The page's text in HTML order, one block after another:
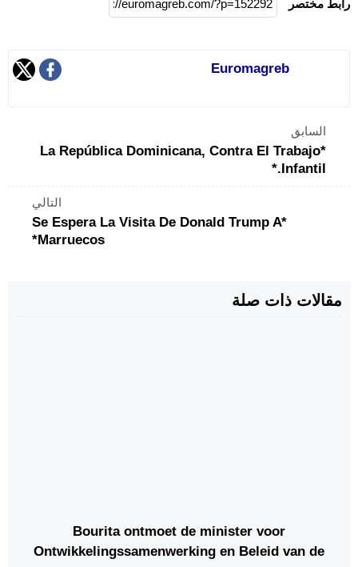
رابط مختصر
Euromagreb
السابق
*La República Dominicana, Contra El Trabajo
Infantil.*
التالي
*Se Espera La Visita De Donald Trump A
Marruecos*
مقالات ذات صلة
Bourita ontmoet de minister voor
Ontwikkelingssamenwerking en Beleid van de